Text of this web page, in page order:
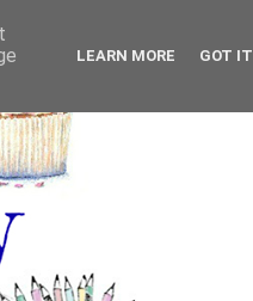
LEARN MORE GOT IT